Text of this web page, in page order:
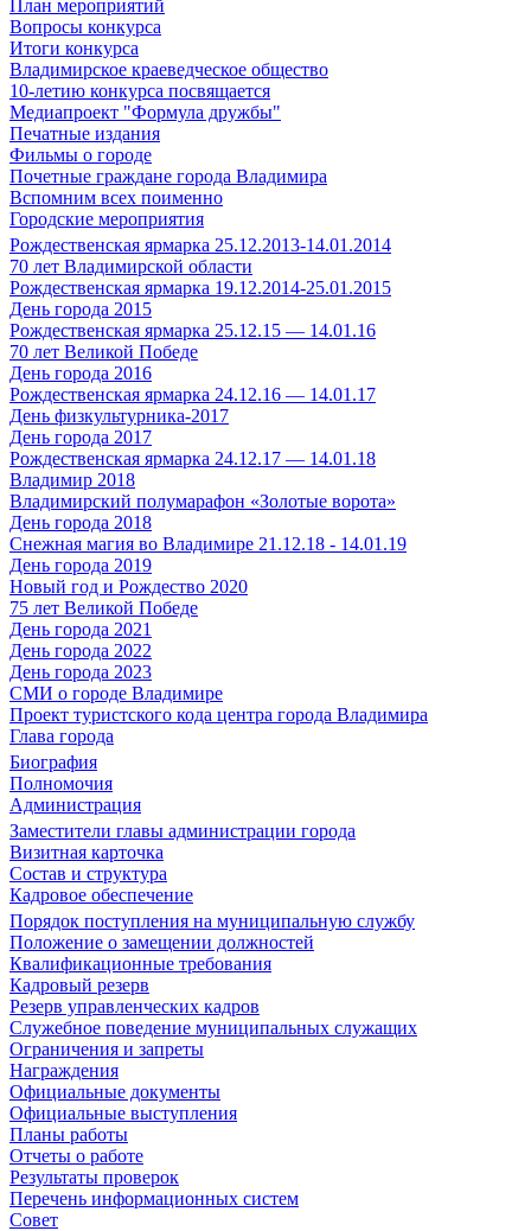
План мероприятий
Вопросы конкурса
Итоги конкурса
Владимирское краеведческое общество
10-летию конкурса посвящается
Медиапроект "Формула дружбы"
Печатные издания
Фильмы о городе
Почетные граждане города Владимира
Вспомним всех поименно
Городские мероприятия
Рождественская ярмарка 25.12.2013-14.01.2014
70 лет Владимирской области
Рождественская ярмарка 19.12.2014-25.01.2015
День города 2015
Рождественская ярмарка 25.12.15 — 14.01.16
70 лет Великой Победе
День города 2016
Рождественская ярмарка 24.12.16 — 14.01.17
День физкультурника-2017
День города 2017
Рождественская ярмарка 24.12.17 — 14.01.18
Владимир 2018
Владимирский полумарафон «Золотые ворота»
День города 2018
Снежная магия во Владимире 21.12.18 - 14.01.19
День города 2019
Новый год и Рождество 2020
75 лет Великой Победе
День города 2021
День города 2022
День города 2023
СМИ о городе Владимире
Проект туристского кода центра города Владимира
Глава города
Биография
Полномочия
Администрация
Заместители главы администрации города
Визитная карточка
Состав и структура
Кадровое обеспечение
Порядок поступления на муниципальную службу
Положение о замещении должностей
Квалификационные требования
Кадровый резерв
Резерв управленческих кадров
Служебное поведение муниципальных служащих
Ограничения и запреты
Награждения
Официальные документы
Официальные выступления
Планы работы
Отчеты о работе
Результаты проверок
Перечень информационных систем
Совет